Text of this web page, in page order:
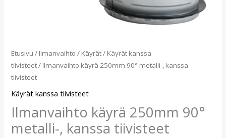
Etusivu / Ilmanvaihto / Käyrät/ Käyrät kanssa
tiivisteet/ Ilmanvaihto käyrä 250mm 90° metalli-, kanssa
tiivisteet
Käyrät kanssa tiivisteet
Ilmanvaihto käyrä 250mm 90°
metalli-, kanssa tiivisteet